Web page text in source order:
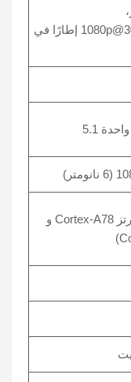
4K@30 إطارًا في الثانية، 1080p@30 إطارًا في
ثماني النواة (2x2.4 جيجا هرتز Cortex-A78 و